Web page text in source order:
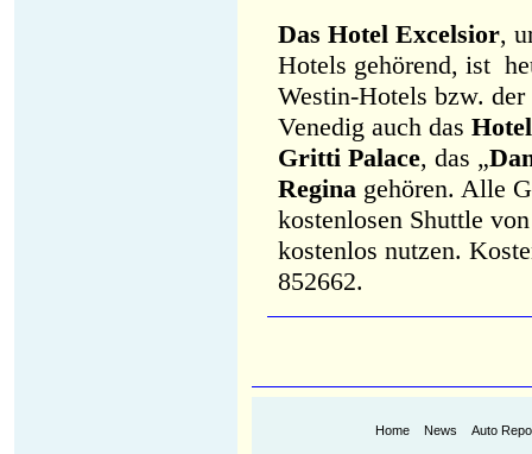
Das Hotel Excelsior,
Hotels gehörend, ist
Westin-Hotels bzw.
Venedig auch das
Gritti Palace, das „
Regina gehören. Alle
kostenlosen Shuttle
kostenlos nutzen.
852662.
Home News Auto